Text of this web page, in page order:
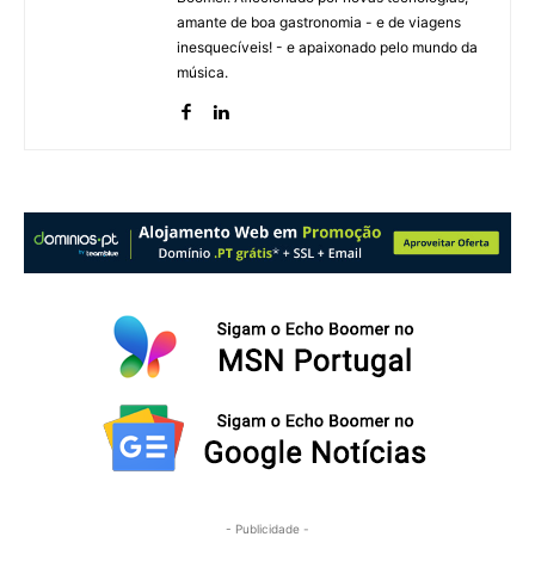
amante de boa gastronomia - e de viagens
inesquecíveis! - e apaixonado pelo mundo da
música.
- Publicidade -